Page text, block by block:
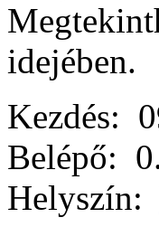
idejében.
Kezdés:
Belépő:
Helyszín: